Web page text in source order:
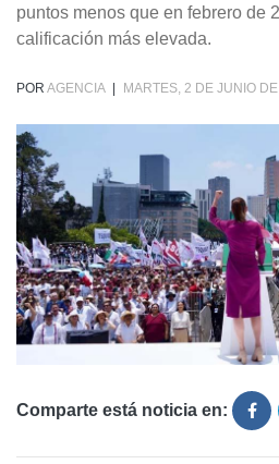
puntos menos que en febrero de
calificación más elevada.
POR AGENCIA MARTES, 2 DE JUNIO
Comparte está noticia en: